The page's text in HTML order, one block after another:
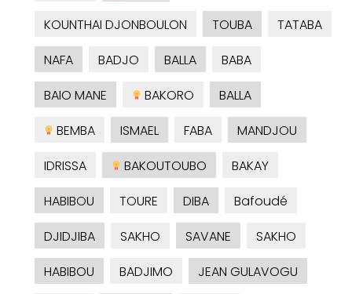
KOUNTHAI DJONBOULON
TOUBA
TATABA
NAFA
BADJO BALLA
BABA
BAIO MANE
BAKORO
BALLA
BEMBA
ISMAEL FABA
MANDJOU
IDRISSA
BAKOUTOUBO
BAKAY
HABIBOU
TOURE DIBA
Bafoudé
DJIDJIBA
SAKHO SAVANE
SAKHO
HABIBOU
BADJIMO
JEAN GULAVOGU